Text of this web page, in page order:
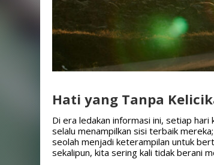
Hati yang Tanpa
Di era ledakan informasi ini, setiap
selalu menampilkan sisi terbaik
seolah menjadi keterampilan untuk
sekalipun, kita sering kali tidak berani